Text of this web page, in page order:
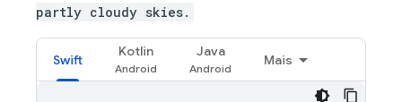
partly cloudy skies.
Swift
Kotlin Java
Mais